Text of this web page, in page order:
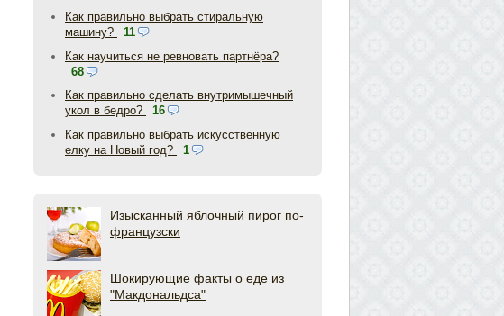
Как правильно выбрать стиральную
машину?
11
Как научиться не ревновать партнёра?
68
Как правильно сделать внутримышечный
укол в бедро?
16
Как правильно выбрать искусственную
елку на Новый год?
1
Изысканный яблочный пирог по-
французски
Шокирующие факты о еде из
"Макдональдса"